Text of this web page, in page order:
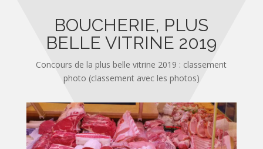
BOUCHERIE, PLUS
BELLE VITRINE 2019
Concours de la plus belle vitrine 2019 : classement
photo (classement avec les photos)